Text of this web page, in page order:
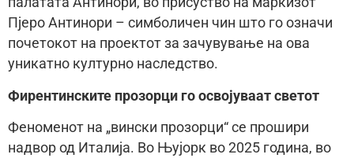
Пјеро Антинори – симболичен чин што го означи
почетокот на проектот за зачувување на ова
уникатно културно наследство.
Фирентинските прозорци го освојуваат светот
Феноменот на „вински прозорци“ се прошири
надвор од Италија. Во Њујорк во 2025 година, во